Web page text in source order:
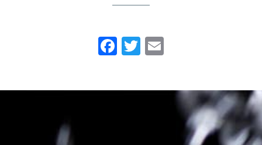
Facebook
Twitter